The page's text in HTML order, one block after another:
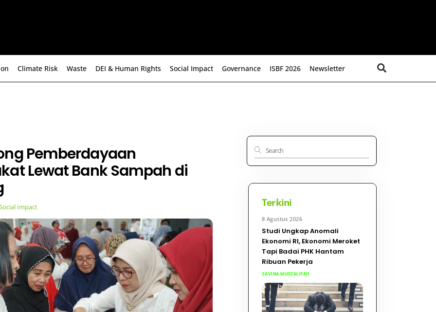
Climate Risk Waste DEI & Human Rights Social Impact Governance ISBF 2026 Newsletter
Pemberdayaan
Lewat Bank Sampah di
Impact Terkini
8 Agustus 2026
Studi Ungkap Anomali
Ekonomi RI, Ekonomi Meroket
Tapi Badai PHK Hantam
Ribuan Pekerja
SAVINA MUDZALIFAH